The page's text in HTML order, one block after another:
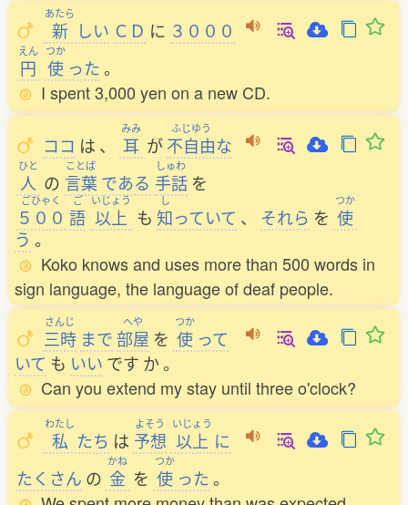
あたら
新 しい ＣＤ に ３０００
えん
円
つか
使 った。
I spent 3,000 yen on a new CD.
ココ は 、
みみ
耳 が
ふじゆう
不自由な
ひと
人 の
ことば
言葉 である
しゅわ
手話 を
ごひゃく
５００
ご
語
いじょう
以上 も
し
知っていて 、 それら を
つか
使
う 。
Koko knows and uses more than 500 words in
sign language, the language of deaf people.
さんじ
三時 まで
へや
部屋 を
つか
使 って
いて も いい です か。
Can you extend my stay until three o'clock?
わたし
私 たち は
よそう
予想
いじょう
以上 に
たくさん の
かね
金 を
つか
使 った。